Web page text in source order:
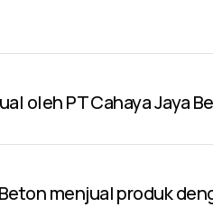
oleh PT Cahaya Jaya
menjual produk